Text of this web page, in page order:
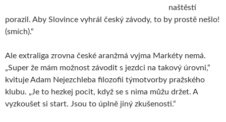
naštěstí
porazil. Aby Slovince vyhrál český závody, to by prostě nešlo!
(smích).“
Ale extraliga zrovna české aranžmá vyjma Markéty nemá.
„Super že mám možnost závodit s jezdci na takový úrovni,“
kvituje Adam Nejezchleba filozofii týmotvorby pražského
klubu. „Je to hezkej pocit, když se s nima můžu držet. A
vyzkoušet si start. Jsou to úplně jiný zkušenosti.“